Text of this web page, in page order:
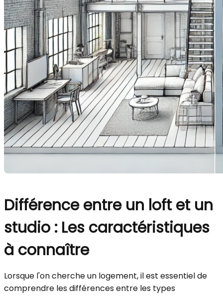
Différence entre un loft et un
studio : Les caractéristiques
à connaître
Lorsque l'on cherche un logement, il est essentiel de
comprendre les différences entre les types